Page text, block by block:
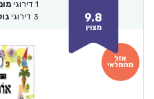
9.8
מצוין
1 דירוגי
3 דירוגי